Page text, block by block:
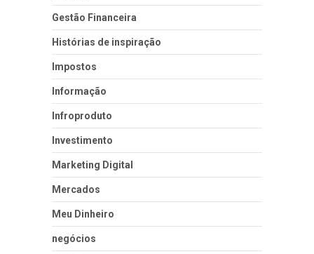
Gestão Financeira
Histórias de inspiração
Impostos
Informação
Infroproduto
Investimento
Marketing Digital
Mercados
Meu Dinheiro
negócios